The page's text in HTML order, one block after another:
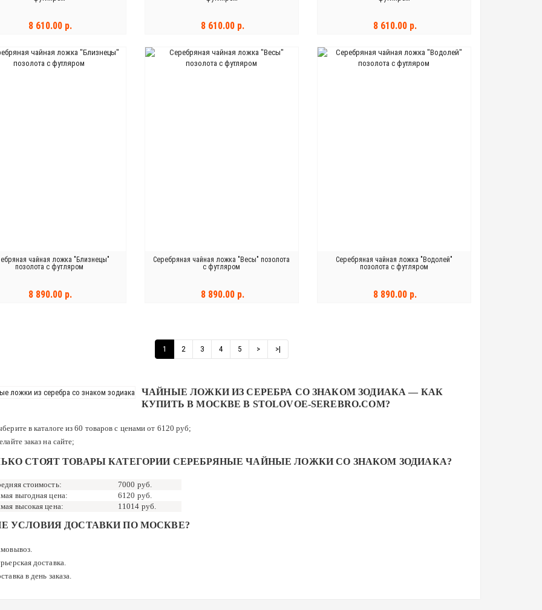
8 610.00 р.
В КОРЗИНУ
8 610.00 р.
В КОРЗИНУ
8 610.00 р.
В КОРЗИНУ
чайная ложка "Близнецы"
позолота с футляром
8 890.00 р.
Серебряная чайная ложка "Весы" позолота
с футляром
8 890.00 р.
Серебряная чайная ложка "Водолей"
позолота с футляром
8 890.00 р.
1 2 3 4 5 > >|
ЧАЙНЫЕ ЛОЖКИ ИЗ СЕРЕБРА СО ЗНАКОМ ЗОДИАКА — КАК
КУПИТЬ В МОСКВЕ В STOLOVOE-SEREBRO.COM?
в каталоге из 60 товаров с ценами от 6120 руб;
заказ на сайте;
СТОЯТ ТОВАРЫ КАТЕГОРИИ СЕРЕБРЯНЫЕ ЧАЙНЫЕ ЛОЖКИ СО ЗНАКОМ ЗОДИАКА?
стоимость:
7000 руб.
выгодная цена:
6120 руб.
высокая цена:
11014 руб.
УСЛОВИЯ ДОСТАВКИ ПО МОСКВЕ?
доставка.
в день заказа.